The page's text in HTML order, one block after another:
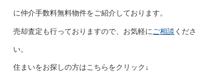
に仲介手数料無料物件をご紹介しております。
売却査定も行っておりますので、お気軽に ご相談 くださ
い。
住まいをお探しの方はこちらをクリック↓